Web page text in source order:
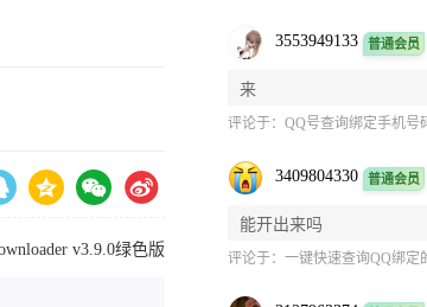
v3.9.0绿色版
3553949133 普通会员
来
评论于：QQ号查询绑定手机号
3409804330 普通会员
能开出来吗
评论于：一键快速查询QQ绑定